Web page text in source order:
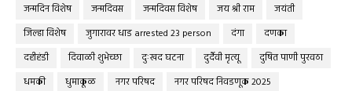
जन्मदिन विशेष
जन्मदिवस जन्मदिवस विशेष जय श्री राम
जयंती
जिल्हा विशेष
जुगारावर धाड arrested 23 person दंगा
दणका
दहीहंडी
दिवाळी शुभेच्छा दुःखद घटना दुर्दैवी मृत्यू
दुषित पाणी पुरवठा
धमकी
धुमाकूळ नगर परिषद
नगर परिषद निवडणूक 2025